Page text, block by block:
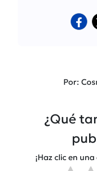
Por:
¿Qué
¡Haz clic en